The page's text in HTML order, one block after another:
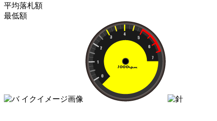
平均落札額
最低額